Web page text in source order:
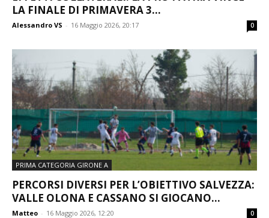
LA FINALE DI PRIMAVERA 3...
Alessandro VS - 16 Maggio 2026, 20:17 0
PRIMA CATEGORIA GIRONE A
PERCORSI DIVERSI PER L’OBIETTIVO SALVEZZA:
VALLE OLONA E CASSANO SI GIOCANO...
Matteo - 16 Maggio 2026, 12:20 0